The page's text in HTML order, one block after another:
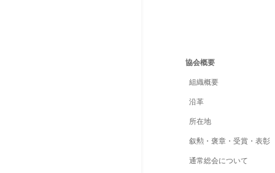
協会概要
組織概要
沿革
所在地
叙勲・褒章・受賞・表彰
通常総会について